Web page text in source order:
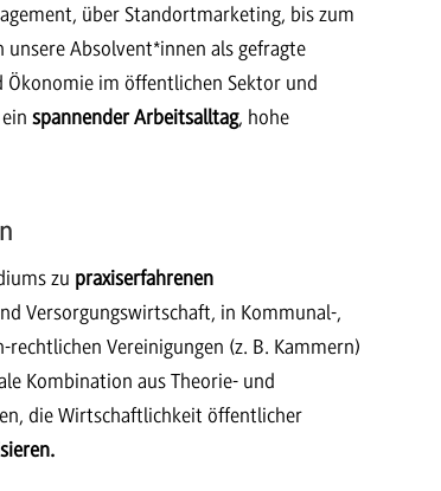
über Standortmarketing, bis zum
Absolvent*innen als gefragte
Ökonomie im öffentlichen Sektor und
spannender Arbeitsalltag, hohe
zu praxiserfahrenen
Versorgungswirtschaft, in Kommunal-,
Vereinigungen (z. B. Kammern)
Kombination aus Theorie- und
die Wirtschaftlichkeit öffentlicher